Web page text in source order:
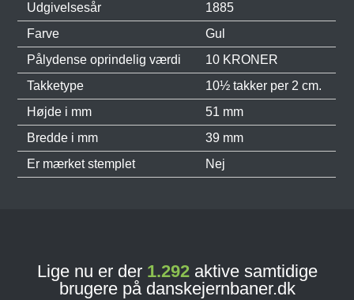
Udgivelsesår
1885
Farve
Gul
Pålydense oprindelig værdi
10 KRONER
Takketype
10½ takker per 2 cm.
Højde i mm
51 mm
Bredde i mm
39 mm
Er mærket stemplet
Nej
Lige nu er der 1.292aktive samtidige
brugere på danskejernbaner.dk